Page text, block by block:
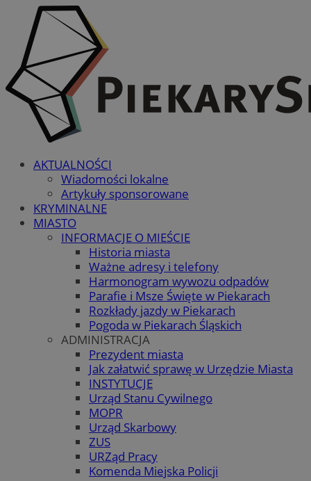
AKTUALNOŚCI
Wiadomości lokalne
Artykuły sponsorowane
KRYMINALNE
MIASTO
INFORMACJE O MIEŚCIE
Historia miasta
Ważne adresy i telefony
Harmonogram wywozu odpadów
Parafie i Msze Święte w Piekarach
Rozkłady jazdy w Piekarach
Pogoda w Piekarach Śląskich
ADMINISTRACJA
Prezydent miasta
Jak załatwić sprawę w Urzędzie Miasta
INSTYTUCJE
Urząd Stanu Cywilnego
MOPR
Urząd Skarbowy
ZUS
URZąd Pracy
Komenda Miejska Policji